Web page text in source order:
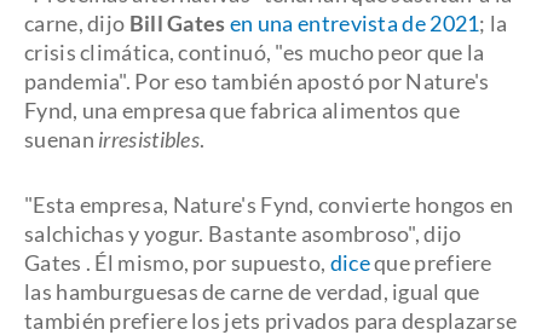
carne, dijo Bill Gatesen una entrevista de 2021; la
crisis climática, continuó, "es mucho peor que la
pandemia". Por eso también apostó por Nature's
Fynd, una empresa que fabrica alimentos que
suenan irresistibles.
"Esta empresa, Nature's Fynd, convierte hongos en
salchichas y yogur. Bastante asombroso", dijo
Gates . Él mismo, por supuesto, diceque prefiere
las hamburguesas de carne de verdad, igual que
también prefiere los jets privados para desplazarse